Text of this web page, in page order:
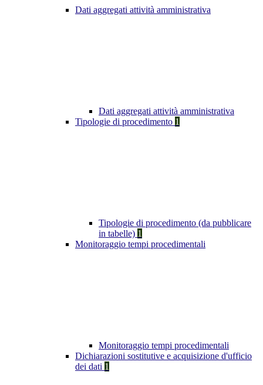
Dati aggregati attività amministrativa
Dati aggregati attività amministrativa
Tipologie di procedimento 1
Tipologie di procedimento (da pubblicare
in tabelle) 1
Monitoraggio tempi procedimentali
Monitoraggio tempi procedimentali
Dichiarazioni sostitutive e acquisizione d'ufficio
dei dati 1